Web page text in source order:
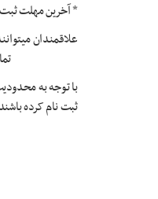
* آخرین مهلت ثبت نام
علاقمندان
با توجه به
ثبت نام کرده باشند